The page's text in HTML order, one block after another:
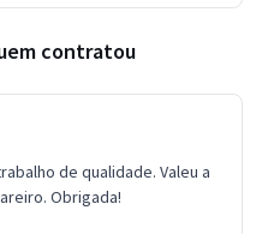
contratou
de qualidade. Valeu a
Obrigada!